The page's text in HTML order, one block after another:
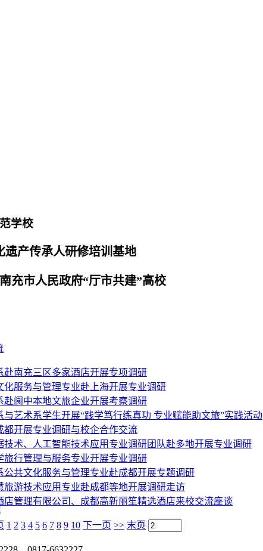
学校
遗产传承人研修培训基地
充市人民政府“厅市共建”高校
赴南充三区多家酒店开展专项调研
化服务与管理专业赴上海开展专业调研
赴阆中本地文旅企业开展考察调研
与艺术系学生开展“践学笃行练真功 专业赋能助文旅”实践活动
都开展专业调研与校企合作交流
技术、人工智能技术应用专业调研团队赴多地开展专业调研
旅行管理与服务专业开展专业调研
公共文化服务与管理专业赴成都开展专题调研
旅游技术应用专业赴成都等地开展调研走访
店管理有限公司、成都高新丽笙精选酒店来校交流座谈
1 2 3 4 5 6 7 8 9 10 下一页 >> 末页